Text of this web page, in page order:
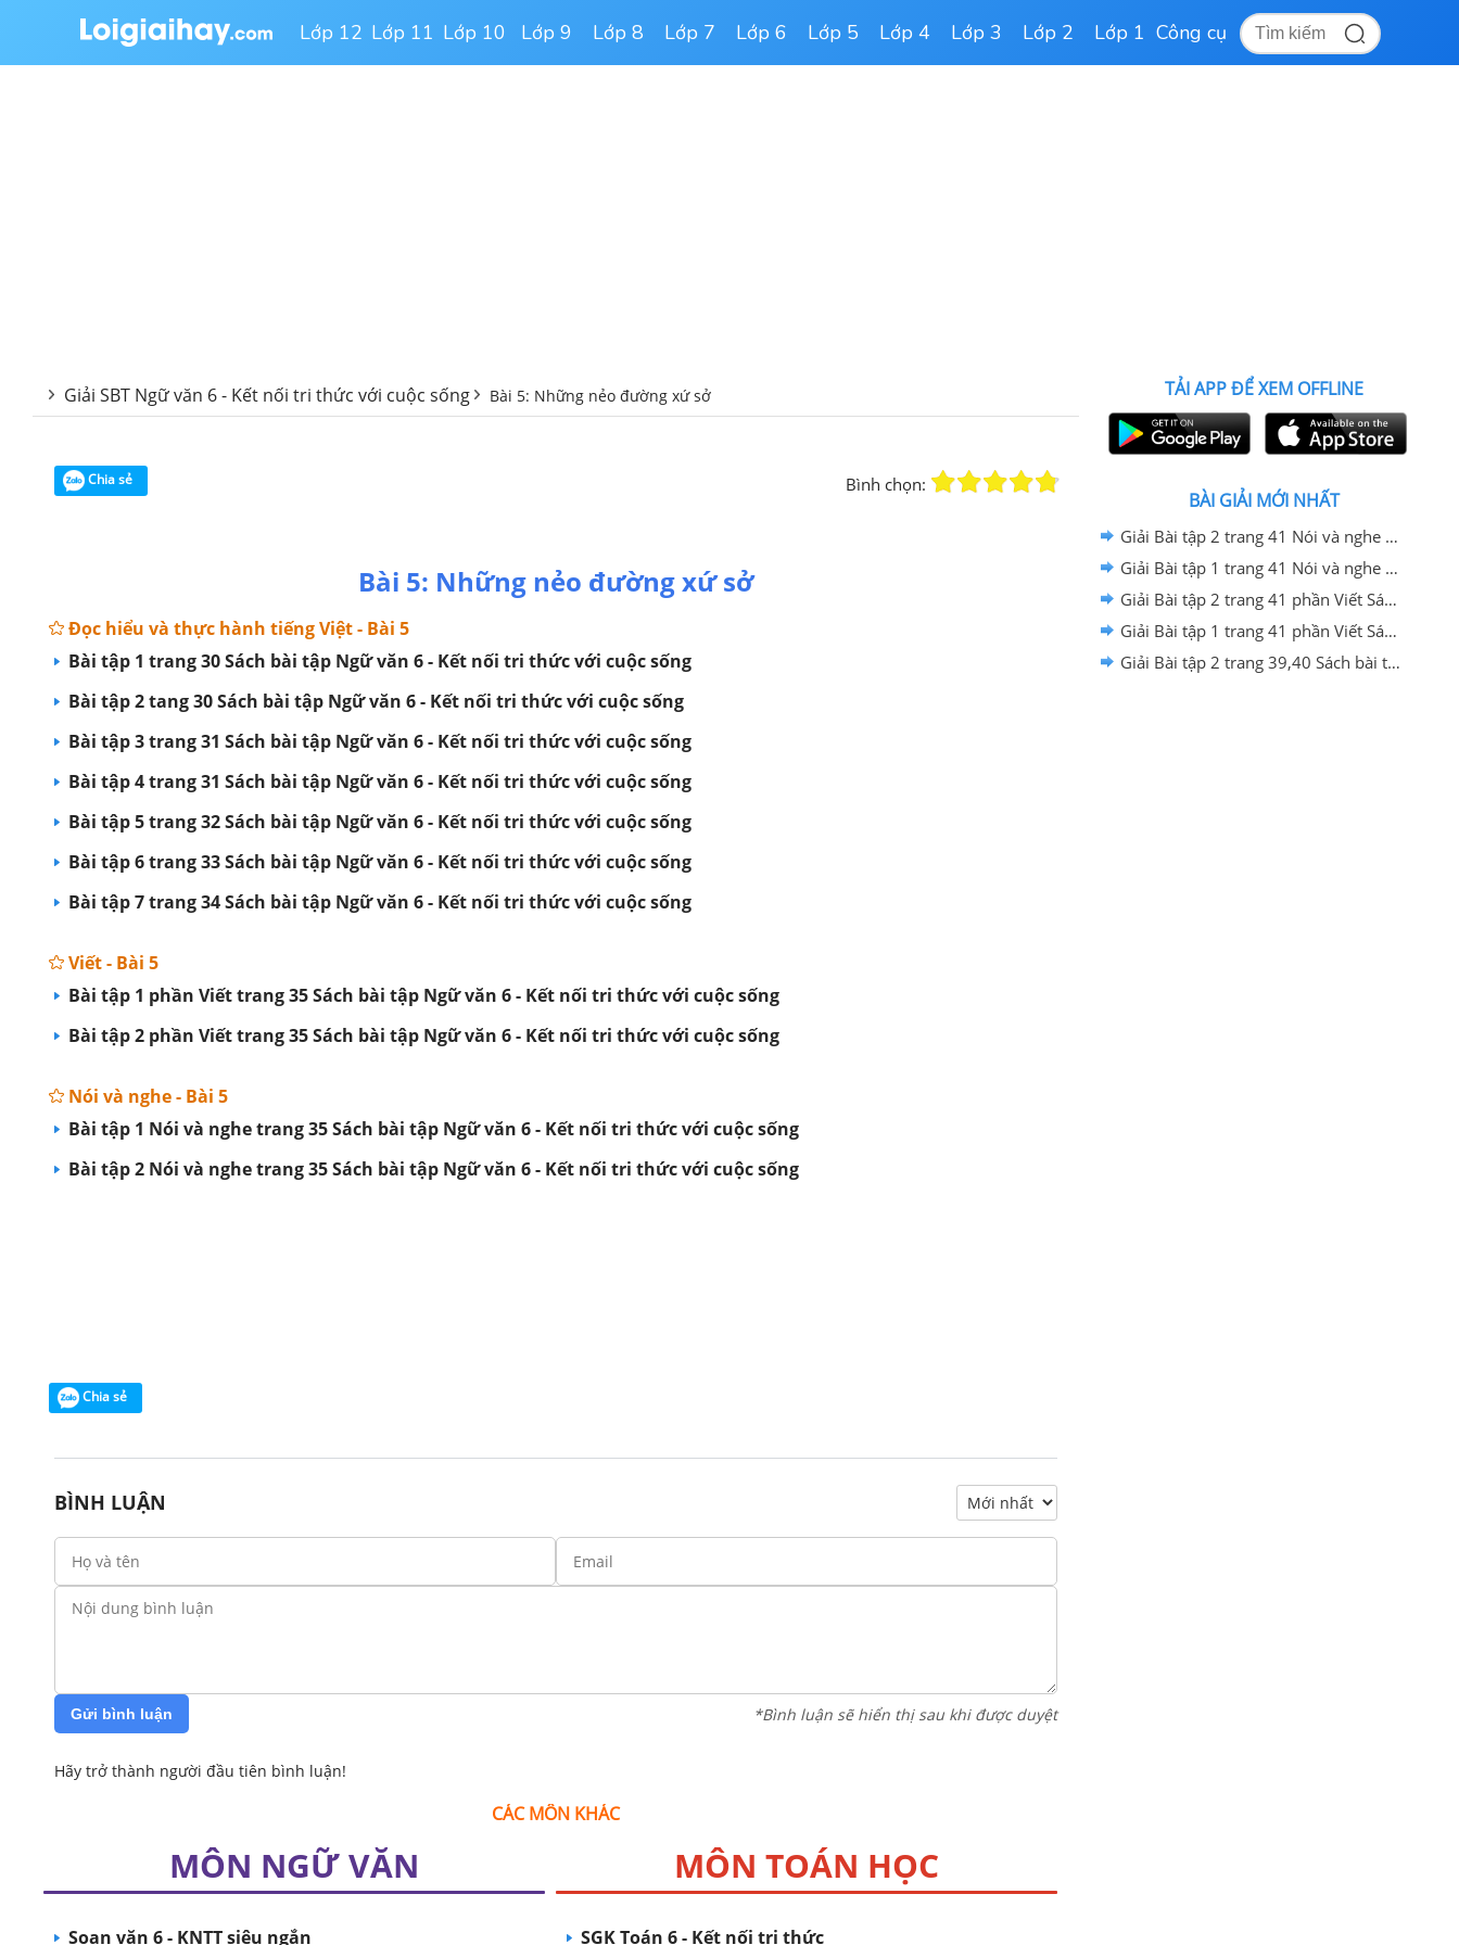
Lớp 12 Lớp 11 Lớp 10 Lớp 9 Lớp 8 Lớp 7 Lớp 6 Lớp 5 Lớp 4 Lớp 3 Lớp 2 Lớp 1 Công cụ
Giải SBT Ngữ văn 6 - Kết nối tri thức với cuộc sống Bài 5: Những nẻo đường xứ sở
Chia sẻ Bình chọn:
Bài 5: Những nẻo đường xứ sở
Đọc hiểu và thực hành tiếng Việt - Bài 5
Bài tập 1 trang 30 Sách bài tập Ngữ văn 6 - Kết nối tri thức với cuộc sống
Bài tập 2 tang 30 Sách bài tập Ngữ văn 6 - Kết nối tri thức với cuộc sống
Bài tập 3 trang 31 Sách bài tập Ngữ văn 6 - Kết nối tri thức với cuộc sống
Bài tập 4 trang 31 Sách bài tập Ngữ văn 6 - Kết nối tri thức với cuộc sống
Bài tập 5 trang 32 Sách bài tập Ngữ văn 6 - Kết nối tri thức với cuộc sống
Bài tập 6 trang 33 Sách bài tập Ngữ văn 6 - Kết nối tri thức với cuộc sống
Bài tập 7 trang 34 Sách bài tập Ngữ văn 6 - Kết nối tri thức với cuộc sống
Viết - Bài 5
Bài tập 1 phần Viết trang 35 Sách bài tập Ngữ văn 6 - Kết nối tri thức với cuộc sống
Bài tập 2 phần Viết trang 35 Sách bài tập Ngữ văn 6 - Kết nối tri thức với cuộc sống
Nói và nghe - Bài 5
Bài tập 1 Nói và nghe trang 35 Sách bài tập Ngữ văn 6 - Kết nối tri thức với cuộc sống
Bài tập 2 Nói và nghe trang 35 Sách bài tập Ngữ văn 6 - Kết nối tri thức với cuộc sống
Chia sẻ
BÌNH LUẬN
Gửi bình luận *Bình luận sẽ hiển thị sau khi được duyệt
Hãy trở thành người đầu tiên bình luận!
CÁC MÔN KHÁC
MÔN NGỮ VĂN
Soạn văn 6 - KNTT siêu ngắn
MÔN TOÁN HỌC
SGK Toán 6 - Kết nối tri thức
TẢI APP ĐỂ XEM OFFLINE
BÀI GIẢI MỚI NHẤT
Giải Bài tập 2 trang 41 Nói và nghe Viết Sách bài tập Ngữ văn 6 - Kết nối tri thức với cuộc sống
Giải Bài tập 1 trang 41 Nói và nghe Viết Sách bài tập Ngữ văn 6 - Kết nối tri thức với cuộc sống
Giải Bài tập 2 trang 41 phần Viết Sách bài tập Ngữ văn 6 - Kết nối tri thức với cuộc sống
Giải Bài tập 1 trang 41 phần Viết Sách bài tập Ngữ văn 6 - Kết nối tri thức với cuộc sống
Giải Bài tập 2 trang 39,40 Sách bài tập Ngữ văn 6 - Kết nối tri thức với cuộc sống